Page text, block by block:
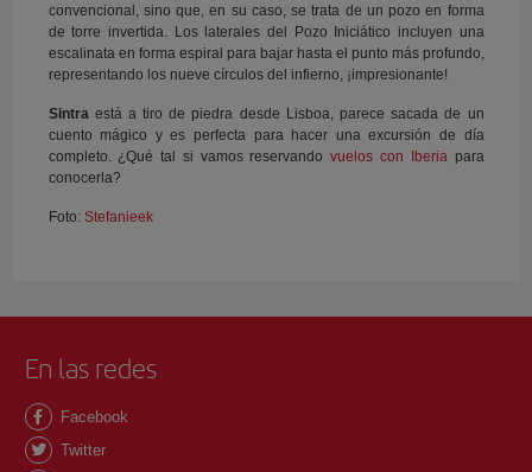
convencional, sino que, en su caso, se trata de un pozo en forma
de torre invertida. Los laterales del Pozo Iniciático incluyen una
escalinata en forma espiral para bajar hasta el punto más profundo,
representando los nueve círculos del infierno, ¡impresionante!
Sintraestá a tiro de piedra desde Lisboa, parece sacada de un
cuento mágico y es perfecta para hacer una excursión de día
completo. ¿Qué tal si vamos reservandovuelos con Iberiapara
conocerla?
Foto: Stefanieek
En las redes
Facebook
Twitter